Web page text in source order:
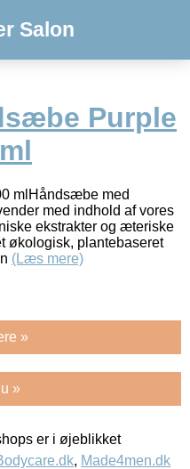
Salon
Purple
mlHåndsæbe med
med indhold af vores
ekstrakter og æteriske
økologisk, plantebaseret
(Læs mere)
»
»
er i øjeblikket
, Made4men.dk